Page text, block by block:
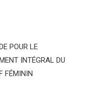
POUR LE
INTÉGRAL DU
FÉMININ